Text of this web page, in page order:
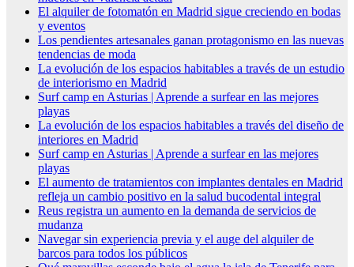
El alquiler de fotomatón en Madrid sigue creciendo en bodas
y eventos
Los pendientes artesanales ganan protagonismo en las nuevas
tendencias de moda
La evolución de los espacios habitables a través de un estudio
de interiorismo en Madrid
Surf camp en Asturias | Aprende a surfear en las mejores
playas
La evolución de los espacios habitables a través del diseño de
interiores en Madrid
Surf camp en Asturias | Aprende a surfear en las mejores
playas
El aumento de tratamientos con implantes dentales en Madrid
refleja un cambio positivo en la salud bucodental integral
Reus registra un aumento en la demanda de servicios de
mudanza
Navegar sin experiencia previa y el auge del alquiler de
barcos para todos los públicos